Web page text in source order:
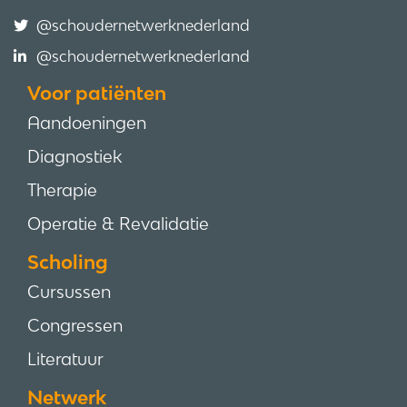
@schoudernetwerknederland
@schoudernetwerknederland
Voor patiënten
Aandoeningen
Diagnostiek
Therapie
Operatie & Revalidatie
Scholing
Cursussen
Congressen
Literatuur
Netwerk